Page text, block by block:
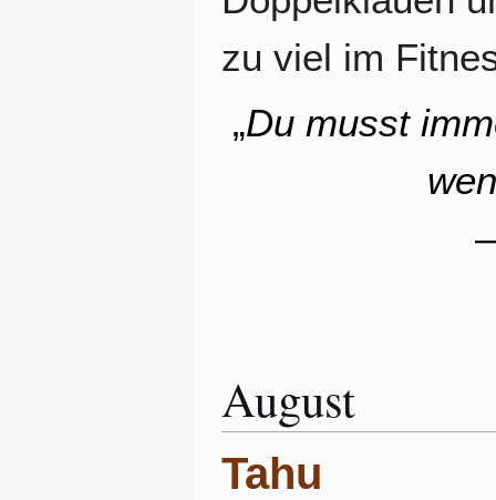
zu viel im
„Du musst
August
Tahu